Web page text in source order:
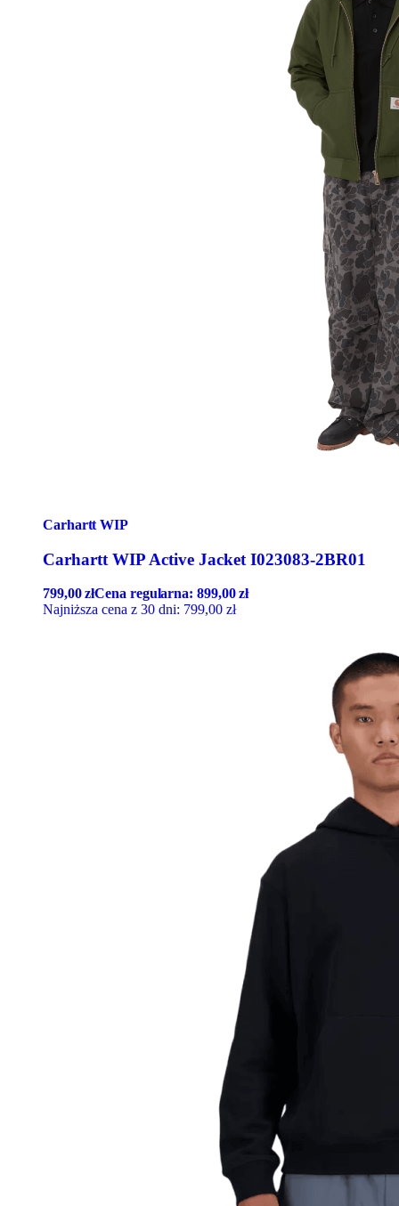
Carhartt WIP
Carhartt WIP Active Jacket I023083-2BR01
799,00złCena regularna:899,00zł
Najniższa cena z 30 dni: 799,00 zł